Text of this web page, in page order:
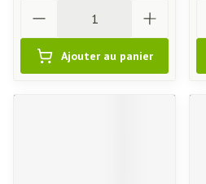
Ajouter au panier